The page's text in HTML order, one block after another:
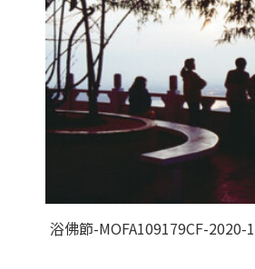
浴佛節-MOFA109179CF-2020-